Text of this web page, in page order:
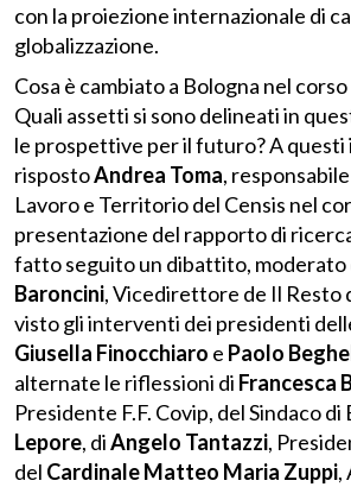
con la proiezione internazionale di
globalizzazione.
Cosa è cambiato a Bologna nel
Quali assetti si sono delineati in
le prospettive per il futuro? A
rispostoAndrea Toma,
Lavoro e Territorio del Censis nel
presentazione del rapporto di
fatto seguito un dibattito, moderato
Baroncini, Vicedirettore de Il Resto
visto gli interventi dei presidenti
Giusella Finocchiaro e Paolo
alternate le riflessioni di Francesca
Presidente F.F. Covip, del Sindaco di
Lepore, diAngelo Tantazzi,
del Cardinale Matteo Maria Zuppi,